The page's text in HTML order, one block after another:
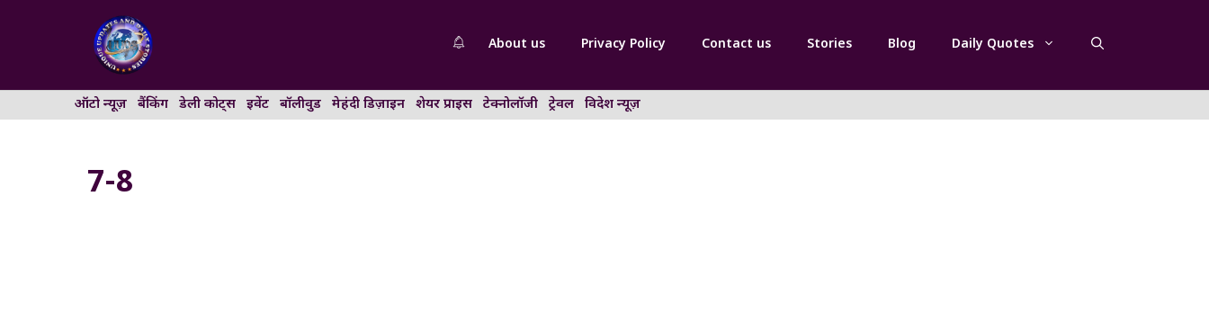
About us Privacy Policy Contact us Stories Blog Daily Quotes
ऑटो न्यूज़ बैंकिंग डेली कोट्स इवेंट बॉलीवुड मेहंदी डिज़ाइन शेयर प्राइस टेक्नोलॉजी ट्रेवल विदेश न्यूज़
7-8